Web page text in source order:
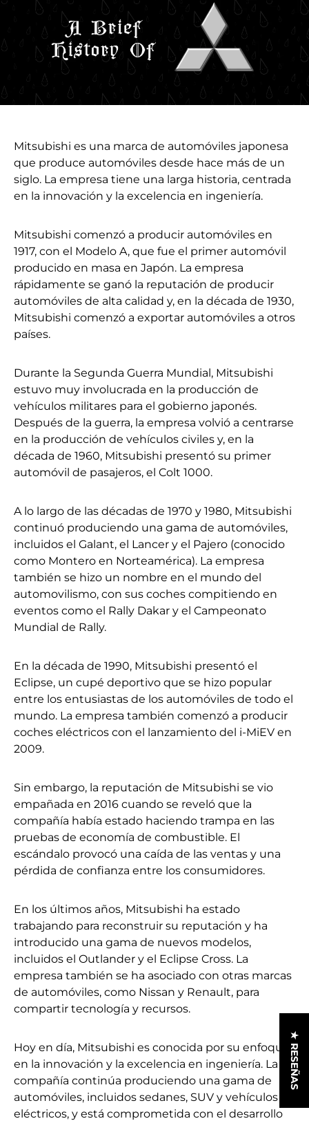
Mitsubishi es una marca de automóviles japonesa
que produce automóviles desde hace más de un
siglo. La empresa tiene una larga historia, centrada
en la innovación y la excelencia en ingeniería.
Mitsubishi comenzó a producir automóviles en
1917, con el Modelo A, que fue el primer automóvil
producido en masa en Japón. La empresa
rápidamente se ganó la reputación de producir
automóviles de alta calidad y, en la década de 1930,
Mitsubishi comenzó a exportar automóviles a otros
países.
Durante la Segunda Guerra Mundial, Mitsubishi
estuvo muy involucrada en la producción de
vehículos militares para el gobierno japonés.
Después de la guerra, la empresa volvió a centrarse
en la producción de vehículos civiles y, en la
década de 1960, Mitsubishi presentó su primer
automóvil de pasajeros, el Colt 1000.
A lo largo de las décadas de 1970 y 1980, Mitsubishi
continuó produciendo una gama de automóviles,
incluidos el Galant, el Lancer y el Pajero (conocido
como Montero en Norteamérica). La empresa
también se hizo un nombre en el mundo del
automovilismo, con sus coches compitiendo en
eventos como el Rally Dakar y el Campeonato
Mundial de Rally.
En la década de 1990, Mitsubishi presentó el
Eclipse, un cupé deportivo que se hizo popular
entre los entusiastas de los automóviles de todo el
mundo. La empresa también comenzó a producir
coches eléctricos con el lanzamiento del i-MiEV en
2009.
Sin embargo, la reputación de Mitsubishi se vio
empañada en 2016 cuando se reveló que la
compañía había estado haciendo trampa en las
pruebas de economía de combustible. El
escándalo provocó una caída de las ventas y una
pérdida de confianza entre los consumidores.
En los últimos años, Mitsubishi ha estado
trabajando para reconstruir su reputación y ha
introducido una gama de nuevos modelos,
incluidos el Outlander y el Eclipse Cross. La
empresa también se ha asociado con otras marcas
de automóviles, como Nissan y Renault, para
compartir tecnología y recursos.
Hoy en día, Mitsubishi es conocida por su enfoque
en la innovación y la excelencia en ingeniería. La
compañía continúa produciendo una gama de
automóviles, incluidos sedanes, SUV y vehículos
eléctricos, y está comprometida con el desarrollo
★ RESEÑAS